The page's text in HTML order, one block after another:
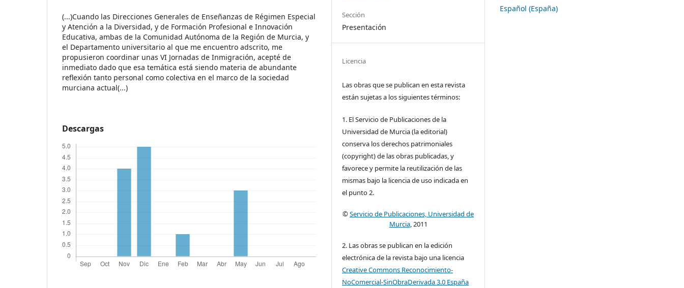
(...)Cuando las Direcciones Generales de Enseñanzas de Régimen Especial
y Atención a la Diversidad, y de Formación Profesional e Innovación
Educativa, ambas de la Comunidad Autónoma de la Región de Murcia, y
el Departamento universitario al que me encuentro adscrito, me
propusieron coordinar unas VI Jornadas de Inmigración, acepté de
inmediato dado que esa temática está siendo materia de abundante
reflexión tanto personal como colectiva en el marco de la sociedad
murciana actual(...)
Descargas
Sección
Presentación
Licencia
Las obras que se publican en esta revista
están sujetas a los siguientes términos:
1. El Servicio de Publicaciones de la
Universidad de Murcia (la editorial)
conserva los derechos patrimoniales
(copyright) de las obras publicadas, y
favorece y permite la reutilización de las
mismas bajo la licencia de uso indicada en
el punto 2.
©Servicio de Publicaciones, Universidad de
Murcia, 2011
2. Las obras se publican en la edición
electrónica de la revista bajo una licencia
Creative Commons Reconocimiento-
NoComercial-SinObraDerivada 3.0 España
Español (España)